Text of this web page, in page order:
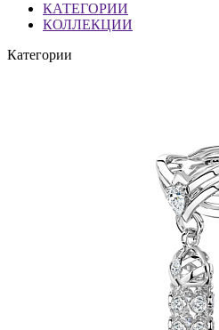
КАТЕГОРИИ
КОЛЛЕКЦИИ
Категории